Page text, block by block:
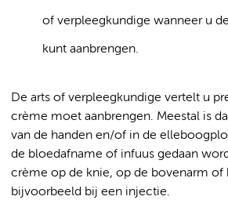
of verpleegkundige wanneer u
kunt aanbrengen.
De arts of verpleegkundige vertelt u
crème moet aanbrengen. Meestal is
van de handen en/of in de
de bloedafname of infuus gedaan
crème op de knie, op de bovenarm of
bijvoorbeeld bij een injectie.